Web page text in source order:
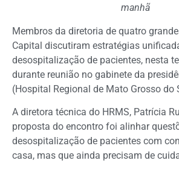
manhã
Membros da diretoria de quatro
Capital discutiram estratégias
desospitalização de pacientes, nesta
durante reunião no gabinete da
(Hospital Regional de Mato Grosso do
A diretora técnica do HRMS, Patrícia
proposta do encontro foi alinhar
desospitalização de pacientes com
casa, mas que ainda precisam de